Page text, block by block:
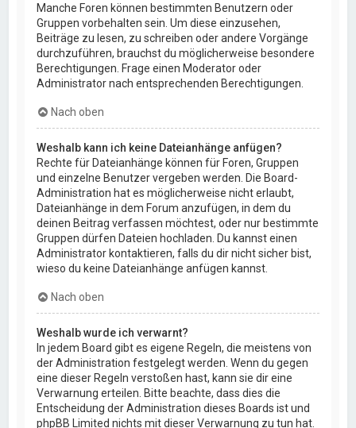
Manche Foren können bestimmten Benutzern oder
Gruppen vorbehalten sein. Um diese einzusehen,
Beiträge zu lesen, zu schreiben oder andere Vorgänge
durchzuführen, brauchst du möglicherweise besondere
Berechtigungen. Frage einen Moderator oder
Administrator nach entsprechenden Berechtigungen.
Nach oben
Weshalb kann ich keine Dateianhänge anfügen?
Rechte für Dateianhänge können für Foren, Gruppen
und einzelne Benutzer vergeben werden. Die Board-
Administration hat es möglicherweise nicht erlaubt,
Dateianhänge in dem Forum anzufügen, in dem du
deinen Beitrag verfassen möchtest, oder nur bestimmte
Gruppen dürfen Dateien hochladen. Du kannst einen
Administrator kontaktieren, falls du dir nicht sicher bist,
wieso du keine Dateianhänge anfügen kannst.
Nach oben
Weshalb wurde ich verwarnt?
In jedem Board gibt es eigene Regeln, die meistens von
der Administration festgelegt werden. Wenn du gegen
eine dieser Regeln verstoßen hast, kann sie dir eine
Verwarnung erteilen. Bitte beachte, dass dies die
Entscheidung der Administration dieses Boards ist und
phpBB Limited nichts mit dieser Verwarnung zu tun hat.